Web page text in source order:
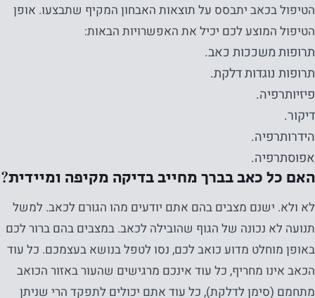
הטיפול בכאב יתבסס על תוצאות האבחון המקיף שתבצעו. אופן
הטיפול המוצע לכם יכיל את האפשרויות הבאות:
תרופות משככות כאב.
תרופות נוגדות דלקת.
פיזיותרפיה.
דיקור.
הידרותרפיה.
אפוסתרפיה.
האם כל כאב בברך מחייב בדיקה מקיפה ומיידית?
לא ולא. ישנם מצבים בהם אתם יודעים מהו הגורם לכאב. למשל
תנועה לא נכונה של הגוף שהובילה לכאב. במצבים בהם ברור לכם
באופן מוחלט מדוע כואב לכם, נסו לטפל בנושא בעצמכם. כל עוד
הכאב אינו מחריף, כל עוד אינכם מרגישים שהעור באזור הכואב
מתחמם (סימן לדלקת), כל עוד אתם יכולים לתפקד הרי שניתן